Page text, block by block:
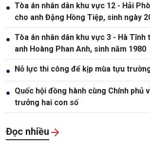
● Tòa án nhân dân khu vực 12 - Hải
cho anh Đặng Hồng Tiệp, sinh ngày
● Tòa án nhân dân khu vực 3 - Hà Tĩnh
anh Hoàng Phan Anh, sinh năm 1980
● Nỗ lực thi công để kịp mùa tựu
● Quốc hội đồng hành cùng Chính phủ
trưởng hai con số
Đọc nhiều